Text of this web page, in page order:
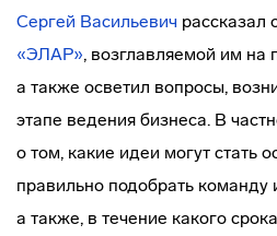
Сергей Васильевич рассказал
«ЭЛАР», возглавляемой им на
а также осветил вопросы,
этапе ведения бизнеса. В
о том, какие идеи могут стать
правильно подобрать команду
а также, в течение какого